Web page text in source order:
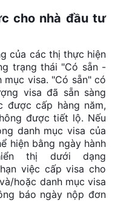
cho nhà đầu tư
của các thị thực hiện
trạng thái "Có sẵn -
visa. "Có sẵn" có
visa đã sẵn sàng
cấp hàng năm,
được tiết lộ. Nếu
danh mục visa của
hiện bằng ngày hành
thị dưới dạng
việc cấp visa cho
hoặc danh mục visa
báo ngày nộp đơn